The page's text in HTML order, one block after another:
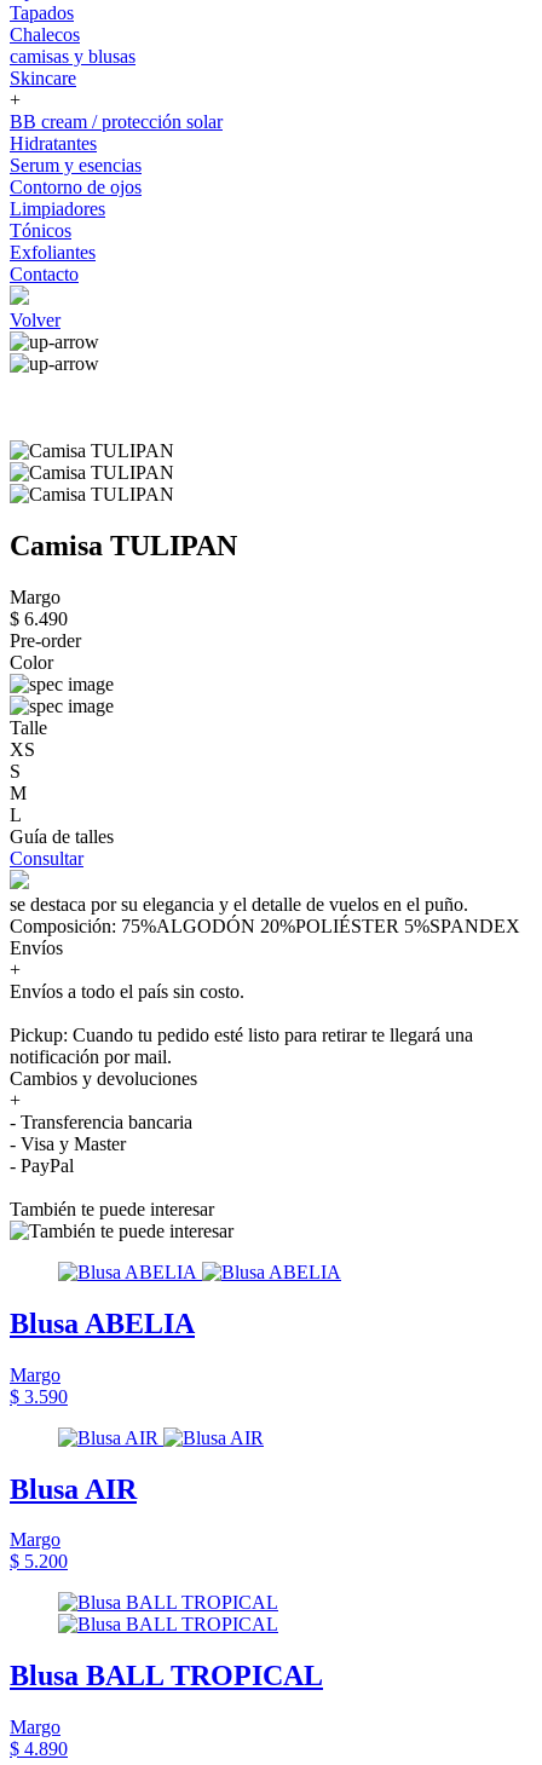
Tapados
Chalecos
camisas y blusas
Skincare
+
BB cream / protección solar
Hidratantes
Serum y esencias
Contorno de ojos
Limpiadores
Tónicos
Exfoliantes
Contacto
Volver
Camisa TULIPAN
Margo
$ 6.490
Pre-order
Color
Talle
XS
S
M
L
Guía de talles
Consultar
se destaca por su elegancia y el detalle de vuelos en el puño.
Composición: 75%ALGODÓN 20%POLIÉSTER 5%SPANDEX
Envíos
+
Envíos a todo el país sin costo.
Pickup: Cuando tu pedido esté listo para retirar te llegará una
notificación por mail.
Cambios y devoluciones
+
- Transferencia bancaria
- Visa y Master
- PayPal
También te puede interesar
Blusa ABELIA
Margo
$ 3.590
Blusa AIR
Margo
$ 5.200
Blusa BALL TROPICAL
Margo
$ 4.890